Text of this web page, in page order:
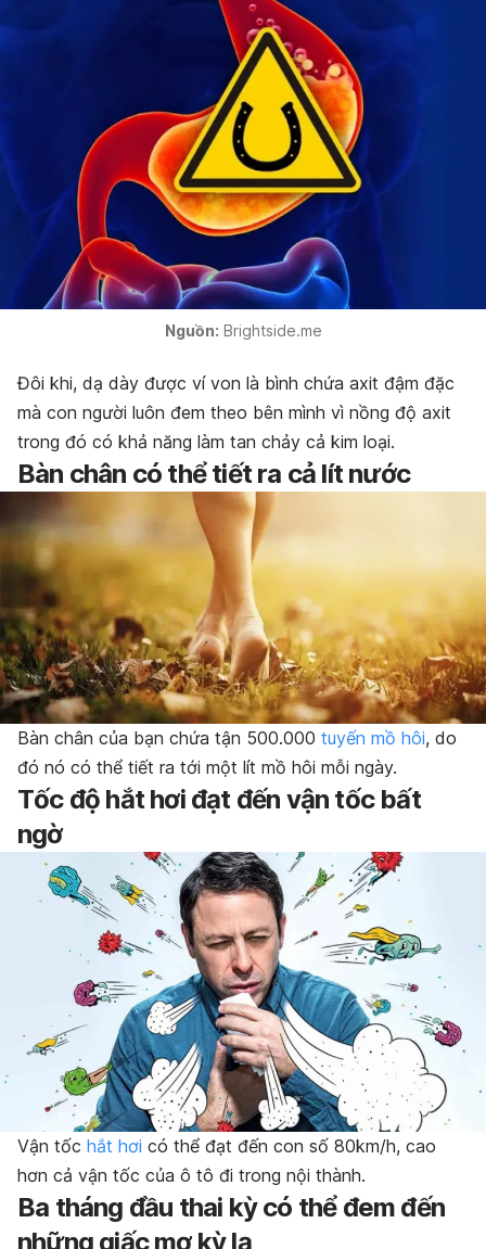
Nguồn: Brightside.me
Đôi khi, dạ dày được ví von là bình chứa axit đậm đặc
mà con người luôn đem theo bên mình vì nồng độ axit
trong đó có khả năng làm tan chảy cả kim loại.
Bàn chân có thể tiết ra cả lít nước
Bàn chân của bạn chứa tận 500.000 tuyến mồ hôi, do
đó nó có thể tiết ra tới một lít mồ hôi mỗi ngày.
Tốc độ hắt hơi đạt đến vận tốc bất
ngờ
Vận tốc hắt hơi có thể đạt đến con số 80km/h, cao
hơn cả vận tốc của ô tô đi trong nội thành.
Ba tháng đầu thai kỳ có thể đem đến
những giấc mơ kỳ lạ